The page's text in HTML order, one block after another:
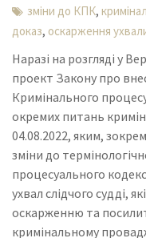
зміни до КПК,
доказ, оскарження
Наразі на розгляді у
проект Закону про
Кримінального
окремих питань
04.08.2022, яким,
зміни до
процесуального
ухвал слідчого судді,
оскарженню та
кримінальному